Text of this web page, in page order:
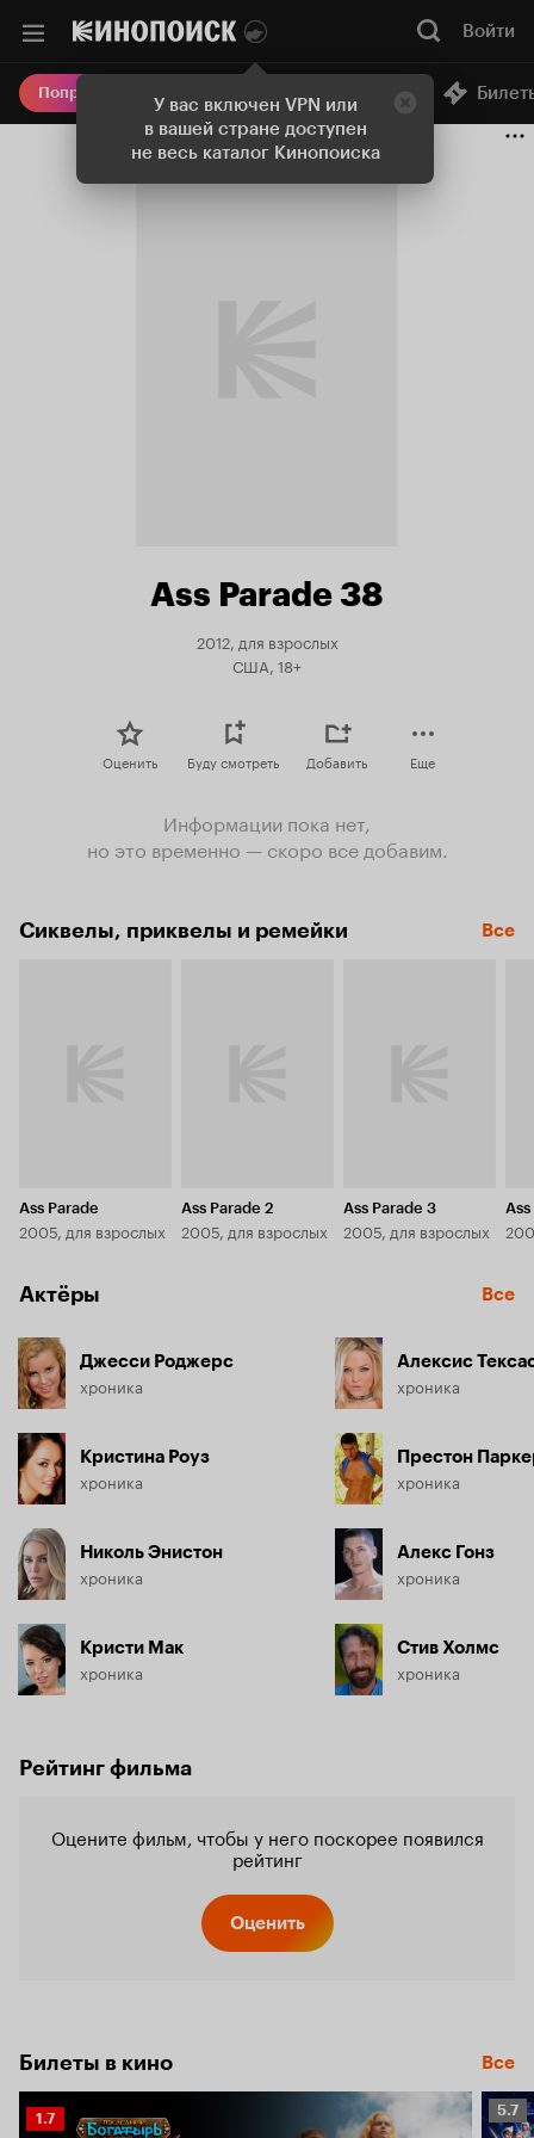
У вас включен VPN или
в вашей стране доступен
не весь каталог Кинопоиска
Войти
Попробовать Плюс Онлайн-кинотеатр
Ass Parade 38
2012, для взрослых
США, 18+
Оценить Буду смотреть Добавить Еще
Информации пока нет,
но это временно — скоро все добавим.
Сиквелы, приквелы и ремейки Все
Ass Parade
2005, для взрослых
Ass Parade 2
2005, для взрослых
Ass Parade 3
2005, для взрослых
Актёры Все
Джесси Роджерс
хроника
Кристина Роуз
хроника
Николь Энистон
хроника
Кристи Мак
хроника
Алексис
хроника
Престон
хроника
Алекс Гонз
хроника
Стив Холмс
хроника
Рейтинг фильма
Оцените фильм, чтобы у него поскорее появился
рейтинг
Оценить
Билеты в кино Все
Рейтинг
1.7 5.7